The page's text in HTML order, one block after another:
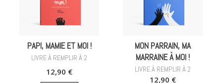
PAPI, MAMIE ET MOI !
LIVRE À REMPLIR À 2
12,90 €
MON PARRAIN, MA
MARRAINE À MOI !
LIVRE À REMPLIR À 2
12,90 €